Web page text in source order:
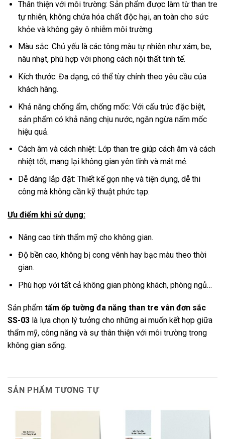
Thân thiện với môi trường: Sản phẩm được làm từ than tre
tự nhiên, không chứa hóa chất độc hại, an toàn cho sức
khỏe và không gây ô nhiễm môi trường.
Màu sắc: Chủ yếu là các tông màu tự nhiên như xám, be,
nâu nhạt, phù hợp với phong cách nội thất tinh tế.
Kích thước: Đa dạng, có thể tùy chỉnh theo yêu cầu của
khách hàng.
Khả năng chống ẩm, chống mốc: Với cấu trúc đặc biệt,
sản phẩm có khả năng chịu nước, ngăn ngừa nấm mốc
hiệu quả.
Cách âm và cách nhiệt: Lớp than tre giúp cách âm và cách
nhiệt tốt, mang lại không gian yên tĩnh và mát mẻ.
Dễ dàng lắp đặt: Thiết kế gọn nhẹ và tiện dụng, dễ thi
công mà không cần kỹ thuật phức tạp.
Ưu điểm khi sử dụng:
Nâng cao tính thẩm mỹ cho không gian.
Độ bền cao, không bị cong vênh hay bạc màu theo thời
gian.
Phù hợp với tất cả không gian phòng khách, phòng ngủ…
Sản phẩm tấm ốp tường đa năng than tre vân đơn sắc
SS-03 là lựa chọn lý tưởng cho những ai muốn kết hợp giữa
thẩm mỹ, công năng và sự thân thiện với môi trường trong
không gian sống.
SẢN PHẨM TƯƠNG TỰ